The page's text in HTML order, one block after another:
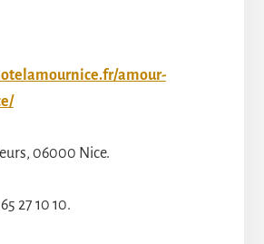
amour-
06000 Nice.
27 10 10.